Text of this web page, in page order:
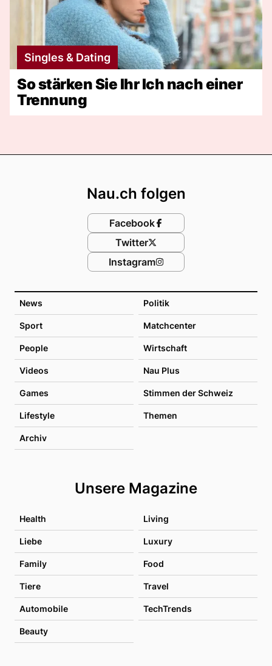
Singles & Dating
So stärken Sie Ihr Ich nach einer
Trennung
News Politik
Sport Matchcenter
People Wirtschaft
Videos Nau Plus
Games Stimmen der Schweiz
Lifestyle Themen
Archiv
Unsere Magazine
Health Living
Liebe Luxury
Family Food
Tiere Travel
Automobile TechTrends
Beauty
Nau.ch folgen
Facebook
Twitter
Instagram